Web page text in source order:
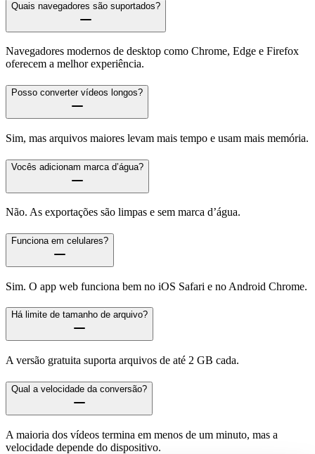
Quais navegadores são suportados?
Navegadores modernos de desktop como Chrome, Edge e Firefox
oferecem a melhor experiência.
Posso converter vídeos longos?
Sim, mas arquivos maiores levam mais tempo e usam mais memória.
Vocês adicionam marca d’água?
Não. As exportações são limpas e sem marca d’água.
Funciona em celulares?
Sim. O app web funciona bem no iOS Safari e no Android Chrome.
Há limite de tamanho de arquivo?
A versão gratuita suporta arquivos de até 2 GB cada.
Qual a velocidade da conversão?
A maioria dos vídeos termina em menos de um minuto, mas a
velocidade depende do dispositivo.